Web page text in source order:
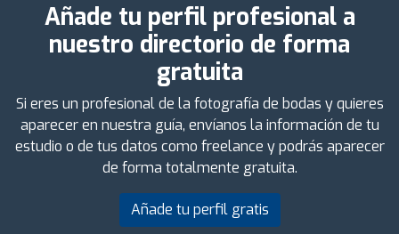
Añade tu perfil profesional a
nuestro directorio de forma
gratuita
Si eres un profesional de la fotografía de bodas y quieres
aparecer en nuestra guía, envíanos la información de tu
estudio o de tus datos como freelance y podrás aparecer
de forma totalmente gratuita.
Añade tu perfil gratis